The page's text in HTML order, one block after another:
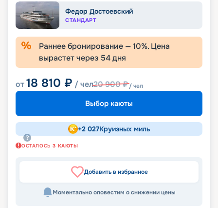
Федор Достоевский
СТАНДАРТ
Раннее бронирование —10%. Цена
вырастет через 54дня
от18 810 ₽ / чел20 900₽/ чел
Выбор каюты
+2 027Круизных миль
ОСТАЛОСЬ 3 КАЮТЫ
Добавить в избранное
Моментально оповестим о снижении цены